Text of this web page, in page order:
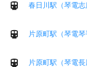
春日川駅（琴電
片原町駅（琴電
片原町駅（琴電